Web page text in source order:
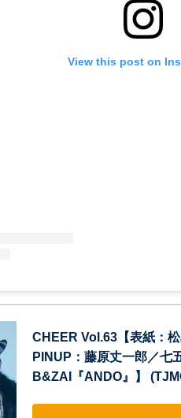
View this post on
CHEER Vol.63【表紙：
PINUP：藤原丈一郎／七
B&ZAI『ANDO』】